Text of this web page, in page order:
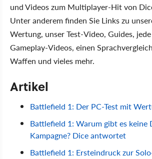
und Videos zum Multiplayer-Hit von
Unter anderem finden Sie Links zu
Wertung, unser Test-Video, Guides,
Gameplay-Videos, einen
Waffen und vieles mehr.
Artikel
Battlefield 1: Der PC-Test mit
Battlefield 1: Warum gibt es keine
Kampagne? Dice antwortet
Battlefield 1: Ersteindruck zur